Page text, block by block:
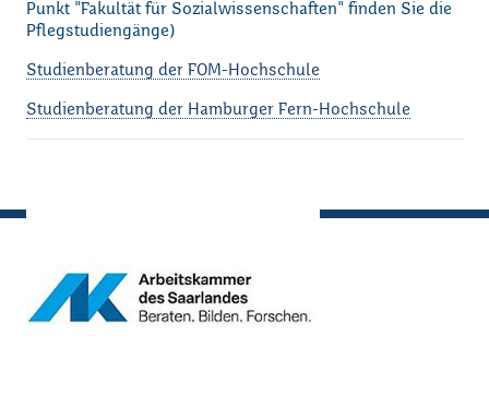
Punkt "Fakultät für Sozialwissenschaften" finden Sie die
Pflegstudiengänge)
Studienberatung der FOM-Hochschule
Studienberatung der Hamburger Fern-Hochschule